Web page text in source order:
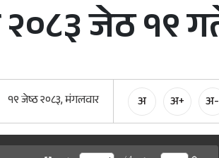
जेठ १९
१९ जेष्ठ २०८३, मंगलवार अ अ+ अ-